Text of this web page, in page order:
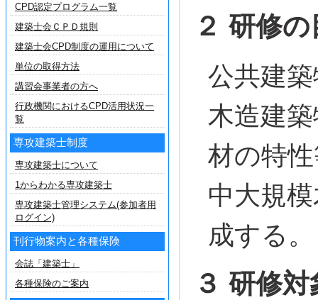
２ 研修
公共建
木造建
材の特
中大規
成する。
３ 研修対
CPD認定プログラム一覧
建築士会ＣＰＤ規則
建築士会CPD制度の運用について
単位の取得方法
講習会事業者の方へ
行政機関におけるCPD活用状況一
覧
専攻建築士制度
専攻建築士について
1からわかる専攻建築士
専攻建築士管理システム(参加者用
ログイン)
刊行物案内と各種保険
会誌「建築士」
各種保険のご案内